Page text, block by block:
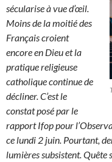
sécularise à vue d’œil.
Moins de la moitié des
Français croient
encore en Dieu et la
pratique religieuse
catholique continue de
décliner. C’est le
constat posé par le
rapport Ifop pour
ce lundi 2 juin. Pourtant,
lumières subsistent.